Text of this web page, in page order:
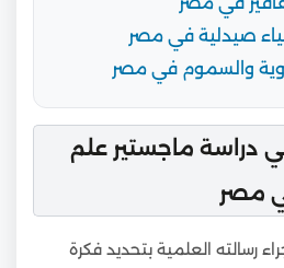
صيدلية في مصر
والسموم في مصر
في دراسة ماجستير علم
مصر
رسالته العلمية بتحديد فكرة